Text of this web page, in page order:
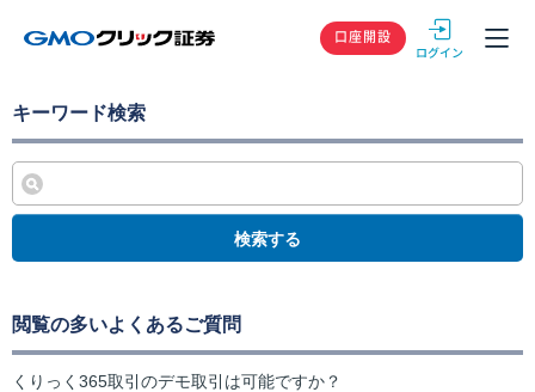
GMOクリック
口座開設
キーワード検索
検索する
閲覧の多いよくあるご質問
くりっく365取引のデモ取引は可能ですか？